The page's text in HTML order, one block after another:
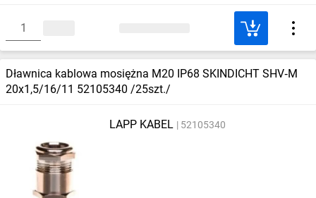
Dławnica kablowa mosiężna M20 IP68 SKINDICHT SHV‑M
20x1,5/16/11 52105340 /25szt./
LAPP KABEL 52105340